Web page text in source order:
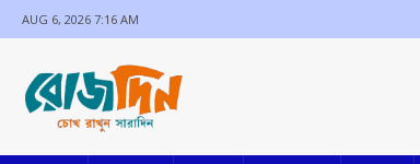
AUG 6, 2026 7:16 AM